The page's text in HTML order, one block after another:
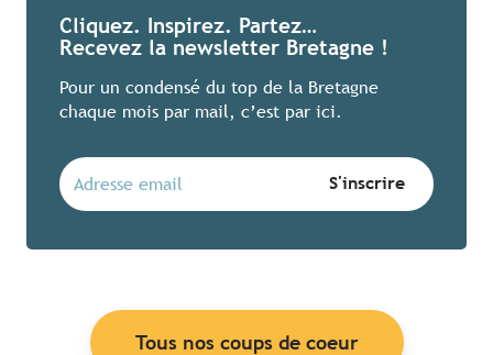
Cliquez. Inspirez. Partez…
Recevez la newsletter Bretagne !
Pour un condensé du top de la Bretagne
chaque mois par mail, c’est par ici.
Tous nos coups de coeur